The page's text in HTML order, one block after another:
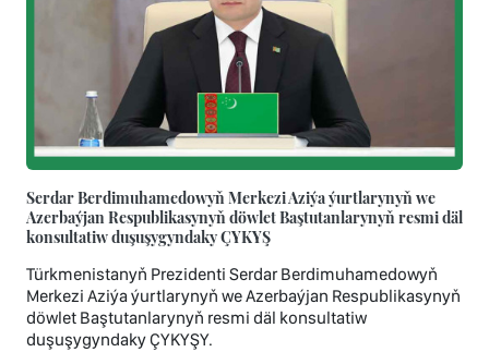
Serdar Berdimuhamedowyň Merkezi Aziýa ýurtlarynyň we
Azerbaýjan Respublikasynyň döwlet Baştutanlarynyň resmi däl
konsultatiw duşuşygyndaky ÇYKYŞ
Türkmenistanyň Prezidenti Serdar Berdimuhamedowyň
Merkezi Aziýa ýurtlarynyň we Azerbaýjan Respublikasynyň
döwlet Baştutanlarynyň resmi däl konsultatiw
duşuşygyndaky ÇYKYŞY.